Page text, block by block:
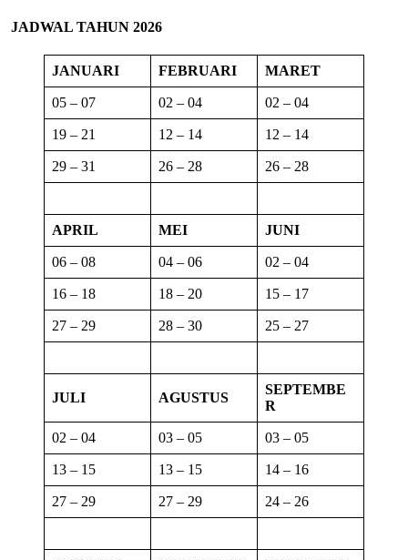
JADWAL TAHUN 2026
JANUARI FEBRUARI MARET
05 – 07 02 – 04 02 – 04
19 – 21 12 – 14 12 – 14
29 – 31 26 – 28 26 – 28
APRIL MEI JUNI
06 – 08 04 – 06 02 – 04
16 – 18 18 – 20 15 – 17
27 – 29 28 – 30 25 – 27
JULI AGUSTUS
SEPTEMBE
R
02 – 04 03 – 05 03 – 05
13 – 15 13 – 15 14 – 16
27 – 29 27 – 29 24 – 26